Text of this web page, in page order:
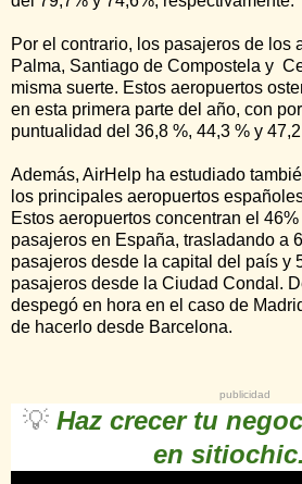
Por el contrario, los pasajeros de los
Palma, Santiago de Compostela y
misma suerte. Estos aeropuertos
en esta primera parte del año, con
puntualidad del 36,8 %, 44,3 % y
Además, AirHelp ha estudiado
los principales aeropuertos
Estos aeropuertos concentran el
pasajeros en España, trasladando a
pasajeros desde la capital del país y
pasajeros desde la Ciudad Condal.
despegó en hora en el caso de
de hacerlo desde Barcelona.
publicidad
💡 Haz crecer tu
en